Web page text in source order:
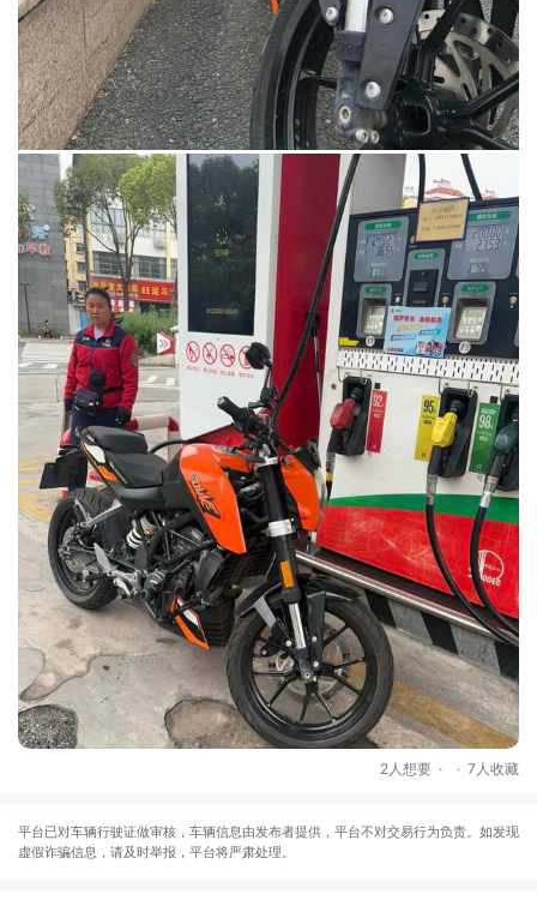
2人想要 . . 7人收藏
平台已对车辆行驶证做审核，车辆信息由发布者提供，平台不对交易行为负责。如发现
虚假诈骗信息，请及时举报，平台将严肃处理。